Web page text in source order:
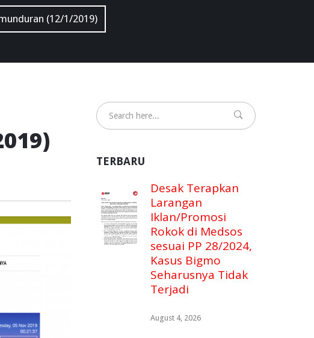
(12/1/2019)
TERBARU
Desak Terapkan
Larangan
Iklan/Promosi
Rokok di Medsos
sesuai PP 28/2024,
Kasus Bigmo
Seharusnya Tidak
Terjadi
August 4, 2026